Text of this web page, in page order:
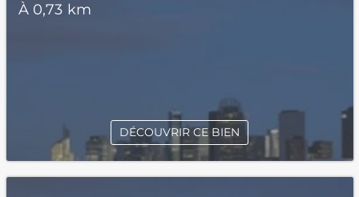
À 0,73 km
DÉCOUVRIR CE BIEN